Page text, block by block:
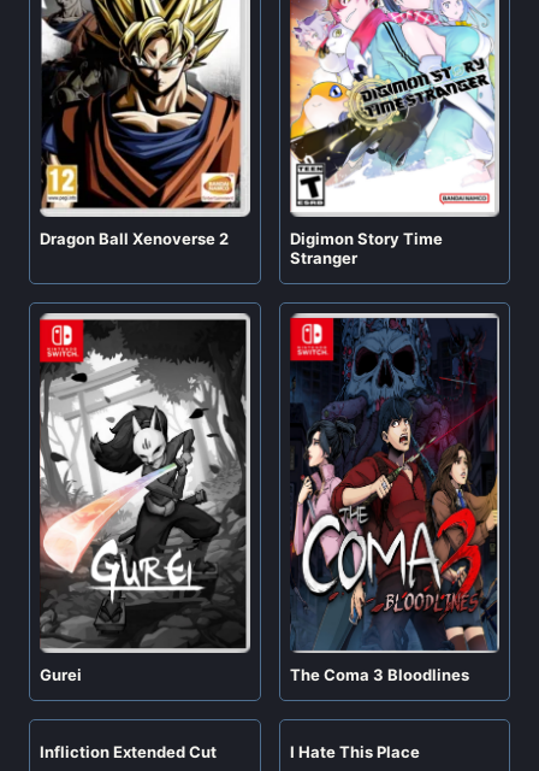
Dragon Ball Xenoverse 2
Digimon Story Time
Stranger
Gurei The Coma 3 Bloodlines
Infliction Extended Cut I Hate This Place